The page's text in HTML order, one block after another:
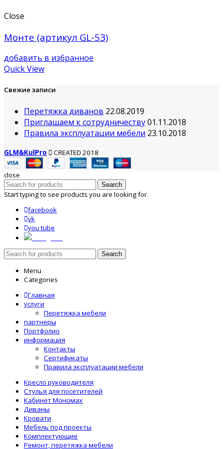
Close
Монте (артикул GL-53)
добавить в избранное
Quick View
Свежие записи
Перетяжка диванов 22.08.2019
Приглашаем к сотрудничеству01.11.2018
Правила эксплуатации мебели 23.10.2018
GLM&KulPro CREATED 2018
close
Search
Start typing to see products you are looking for.
facebook
vk
you tube
Search
Menu
Categories
Главная
услуги
Перетяжка мебели
партнеры
Портфолио
информация
Контакты
Сертификаты
Правила эксплуатации мебели
Кресло руководителя
Стулья для посетителей
Кабинет Мономах
Диваны
Кровати
Мебель под проекты
Комплектующие
Ремонт, перетяжка мебели